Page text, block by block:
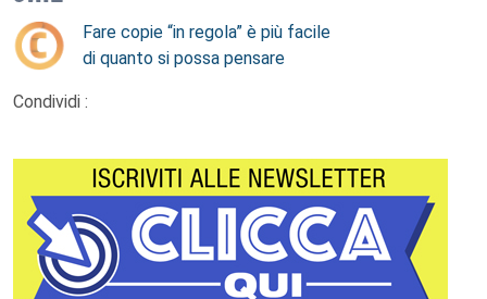
Fare copie “in regola” è più facile
di quanto si possa pensare
Condividi :